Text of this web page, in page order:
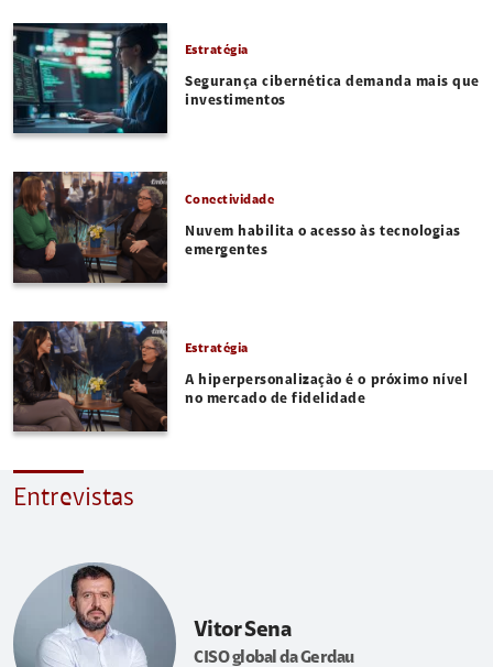
Estratégia
Segurança cibernética demanda mais que
investimentos
Conectividade
Nuvem habilita o acesso às tecnologias
emergentes
Estratégia
A hiperpersonalização é o próximo nível
no mercado de fidelidade
Entrevistas
Vitor Sena
CISO global da Gerdau